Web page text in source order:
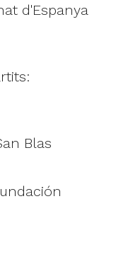
d'Espanya
Blas